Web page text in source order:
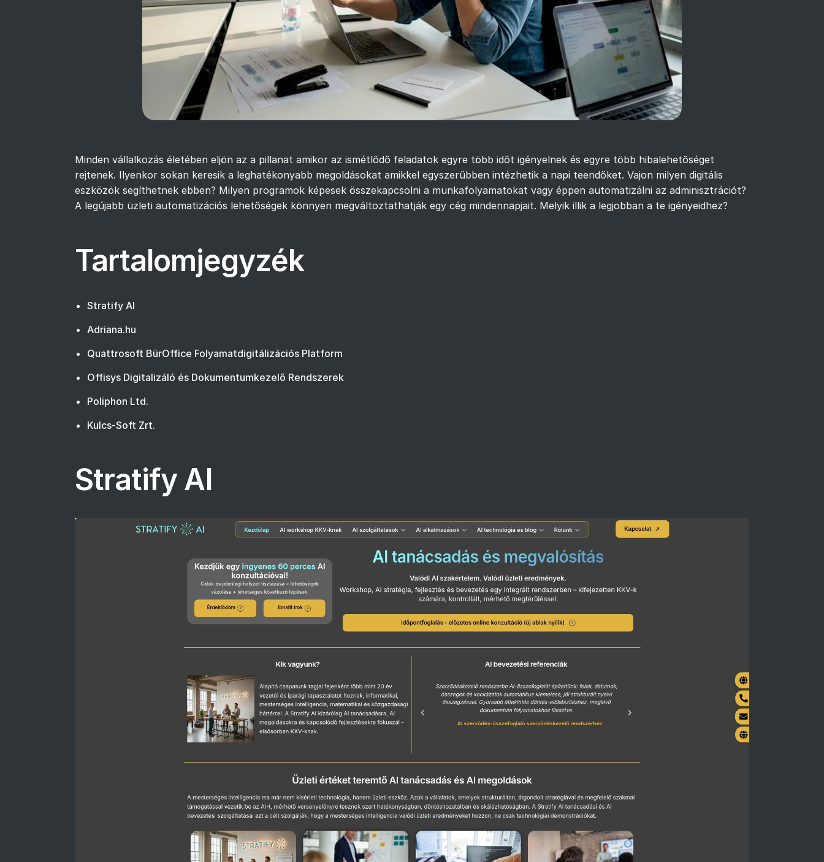
Minden vállalkozás életében eljön az a pillanat amikor az ismétlődő feladatok egyre több időt igényelnek és egyre több hibalehetőséget
rejtenek. Ilyenkor sokan keresik a leghatékonyabb megoldásokat amikkel egyszerűbben intézhetik a napi teendőket. Vajon milyen digitális
eszközök segíthetnek ebben? Milyen programok képesek összekapcsolni a munkafolyamatokat vagy éppen automatizálni az adminisztrációt?
A legújabb üzleti automatizációs lehetőségek könnyen megváltoztathatják egy cég mindennapjait. Melyik illik a legjobban a te igényeidhez?
Tartalomjegyzék
Stratify AI
Adriana.hu
Quattrosoft BürOffice Folyamatdigitálizációs Platform
Offisys Digitalizáló és Dokumentumkezelő Rendszerek
Poliphon Ltd.
Kulcs-Soft Zrt.
Stratify AI